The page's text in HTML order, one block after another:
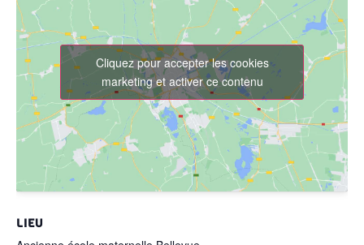
LIEU
Cliquez pour accepter les cookies
marketing et activer ce contenu